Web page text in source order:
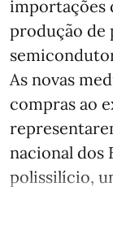
importações
produção de
As novas
compras ao
nacional dos
polissilício,